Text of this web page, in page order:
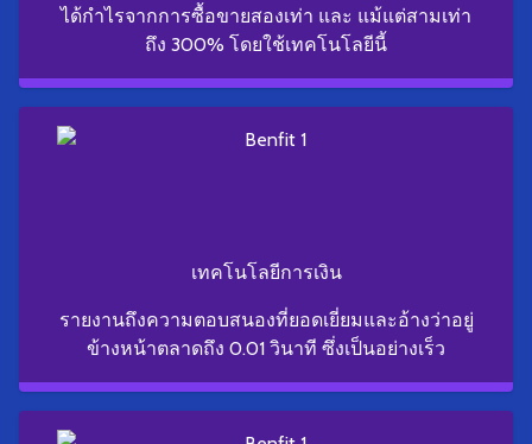
ได้กำไรจากการซื้อขายสองเท่า และ แม้แต่สามเท่า
ถึง 300% โดยใช้เทคโนโลยีนี้
เทคโนโลยีการเงิน
รายงานถึงความตอบสนองที่ยอดเยี่ยมและอ้างว่าอยู่
ข้างหน้าตลาดถึง 0.01 วินาที ซึ่งเป็นอย่างเร็ว